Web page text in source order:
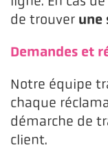
de trouver une
Demandes et
Notre équipe
chaque
démarche de
client.